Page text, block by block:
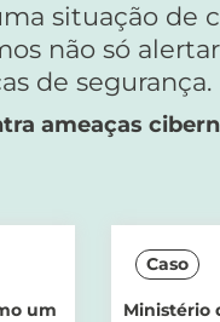
situação de
não só
de segurança.
ameaças
um
Caso
Ministério